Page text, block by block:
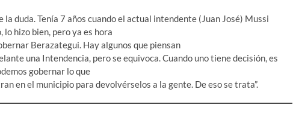
la duda. Tenía 7 años cuando el actual intendente (Juan José) Mussi
lo hizo bien, pero ya es hora
Berazategui. Hay algunos que piensan
una Intendencia, pero se equivoca. Cuando uno tiene decisión, es
gobernar lo que
en el municipio para devolvérselos a la gente. De eso se trata”.